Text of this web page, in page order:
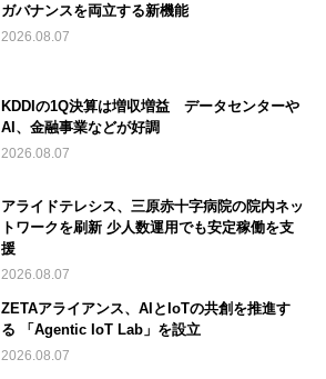
ガバナンスを両立する新機能
2026.08.07
KDDIの1Q決算は増収増益 データセンターや
AI、金融事業などが好調
2026.08.07
アライドテレシス、三原赤十字病院の院内ネッ
トワークを刷新 少人数運用でも安定稼働を支
援
2026.08.07
ZETAアライアンス、AIとIoTの共創を推進す
る 「Agentic IoT Lab」を設立
2026.08.07